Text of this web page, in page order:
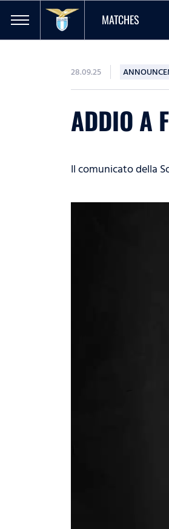
MATCHES
28.09.25
ADDIO A
Il comunicato della